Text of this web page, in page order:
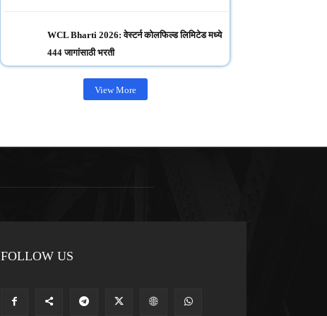
WCL Bharti 2026: वेस्टर्न कोलफिल्ड लिमिटेड मध्ये
444 जागांसाठी भरती
View More
FOLLOW US